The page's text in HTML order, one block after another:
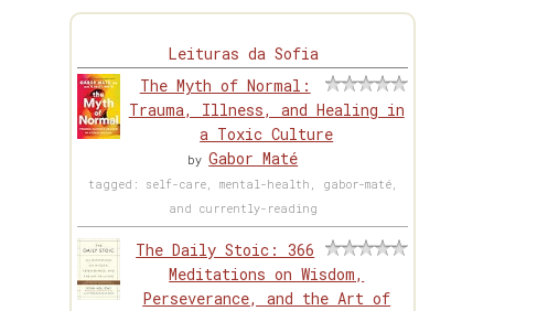
Leituras da Sofia
The Myth of Normal:
Trauma, Illness, and Healing in
a Toxic Culture
byGabor Maté
tagged: self-care, mental-health, gabor-maté,
and currently-reading
The Daily Stoic: 366
Meditations on Wisdom,
Perseverance, and the Art of